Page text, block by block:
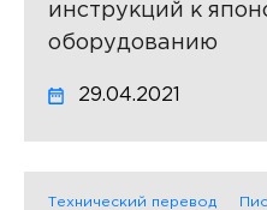
инструкций к
оборудованию
29.04.2021
Технический перевод